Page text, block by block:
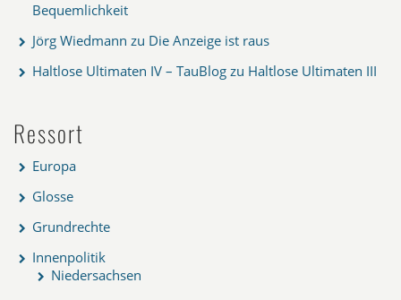
Bequemlichkeit
Jörg Wiedmann zu Die Anzeige ist raus
Haltlose Ultimaten IV – TauBlog zu Haltlose Ultimaten III
Ressort
Europa
Glosse
Grundrechte
Innenpolitik
Niedersachsen